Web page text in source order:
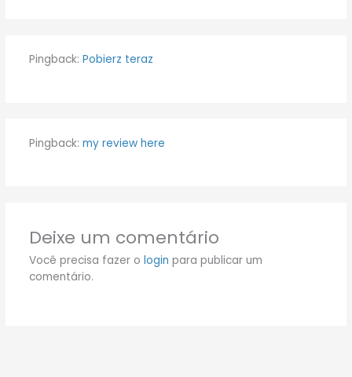
Pingback: Pobierz teraz
Pingback: my review here
Deixe um comentário
Você precisa fazer o login para publicar um
comentário.